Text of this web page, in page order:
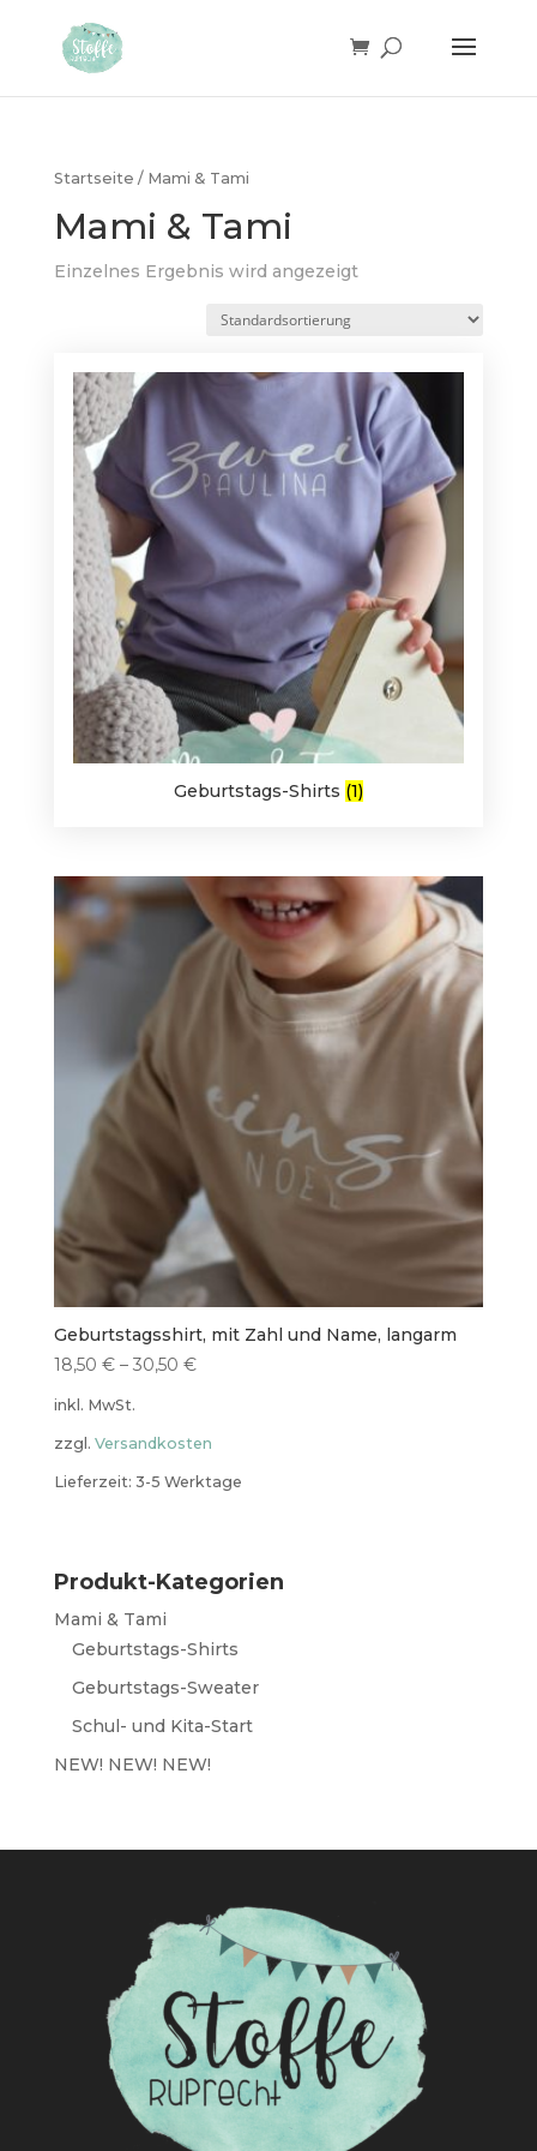
Startseite / Mami & Tami
Mami & Tami
Einzelnes Ergebnis wird angezeigt
Geburtstags-Shirts (1)
Geburtstagsshirt, mit Zahl und Name, langarm
18,50 €– 30,50 €
inkl. MwSt.
zzgl. Versandkosten
Lieferzeit: 3-5 Werktage
Produkt-Kategorien
Mami & Tami
Geburtstags-Shirts
Geburtstags-Sweater
Schul- und Kita-Start
NEW! NEW! NEW!